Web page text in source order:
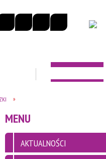
MENU
AKTUALNOŚCI